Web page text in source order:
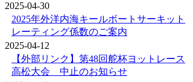
2025-04-30
2025年外洋内海キールボートサーキット
レーティング係数のご案内
2025-04-12
【外部リンク】第48回舵杯ヨットレース
高松大会 中止のお知らせ